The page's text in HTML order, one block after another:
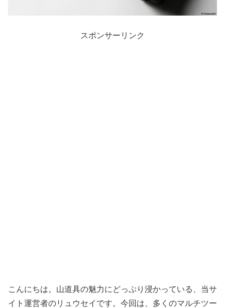
スポンサーリンク
こんにちは。山道具の魅力にどっぷり浸かっている、当サ
イト運営者のリュウセイです。今回は、多くのマルチツー